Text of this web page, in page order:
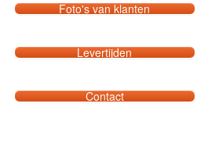
Foto's van klanten
Levertijden
Contact